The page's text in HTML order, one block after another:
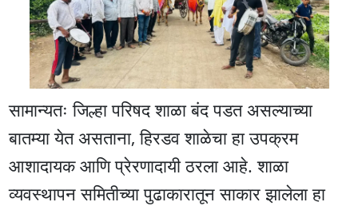
सामान्यतः जिल्हा परिषद शाळा बंद पडत असल्याच्या
बातम्या येत असताना, हिरडव शाळेचा हा उपक्रम
आशादायक आणि प्रेरणादायी ठरला आहे. शाळा
व्यवस्थापन समितीच्या पुढाकारातून साकार झालेला हा